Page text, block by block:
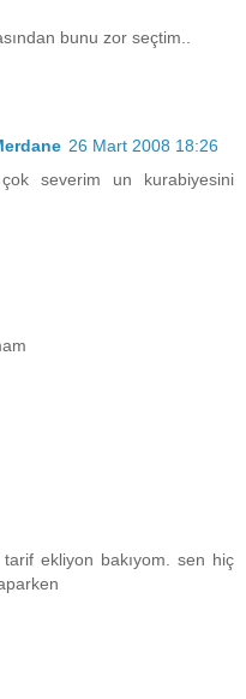
bunu zor seçtim..
26 Mart 2008 18:26
severim un kurabiyesini
ekliyon bakıyom. sen hiç